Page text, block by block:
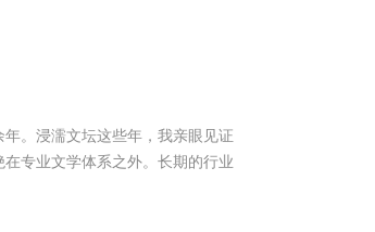
浸濡文坛这些年，我亲眼见证
专业文学体系之外。长期的行业